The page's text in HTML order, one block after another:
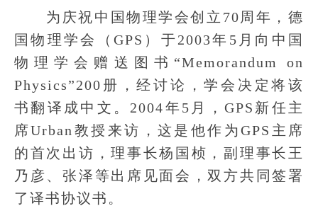
为庆祝中国物理学会创立70周年，德
国物理学会（GPS）于2003年5月向中国
物理学会赠送图书“Memorandum on
Physics”200册，经讨论，学会决定将该
书翻译成中文。2004年5月，GPS新任主
席Urban教授来访，这是他作为GPS主席
的首次出访，理事长杨国桢，副理事长王
乃彦、张泽等出席见面会，双方共同签署
了译书协议书。